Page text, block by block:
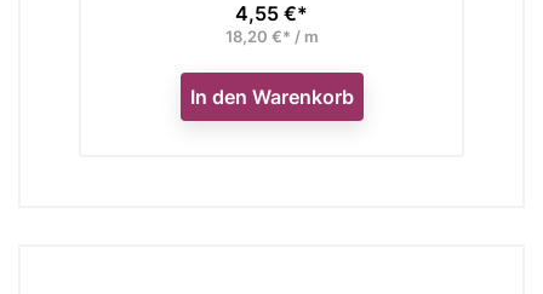
Preis
4,55 €*
18,20 €* / m
In den Warenkorb